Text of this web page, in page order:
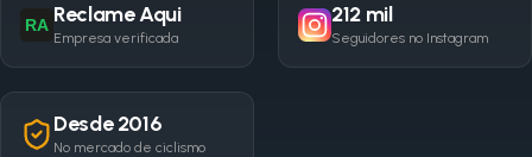
RA Reclame Aqui
Empresa verificada
212 mil
Seguidores no Instagram
Desde 2016
No mercado de ciclismo